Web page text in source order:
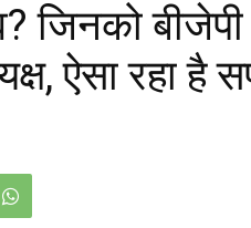
जिनको बीजेपी
ऐसा रहा है